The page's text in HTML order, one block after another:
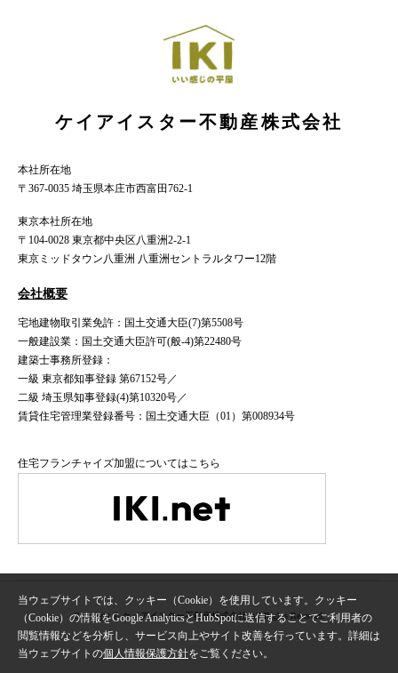
ケイアイスター不動産株式会社
本社所在地
〒367-0035 埼玉県本庄市西富田762-1
東京本社所在地
〒104-0028 東京都中央区八重洲2-2-1
東京ミッドタウン八重洲 八重洲セントラルタワー12階
会社概要
宅地建物取引業免許：国土交通大臣(7)第5508号
一般建設業：国土交通大臣許可(般-4)第22480号
建築士事務所登録：
一級 東京都知事登録 第67152号／
二級 埼玉県知事登録(4)第10320号／
賃貸住宅管理業登録番号：国土交通大臣（01）第008934号
住宅フランチャイズ加盟についてはこちら
Copyright © ケイアイスター不動産株式会社 All Rights Reserved.
当ウェブサイトでは、クッキー（Cookie）を使用しています。クッキー
（Cookie）の情報をGoogle AnalyticsとHubSpotに送信することでご利用者の
閲覧情報などを分析し、サービス向上やサイト改善を行っています。詳細は
当ウェブサイトの個人情報保護方針をご覧ください。